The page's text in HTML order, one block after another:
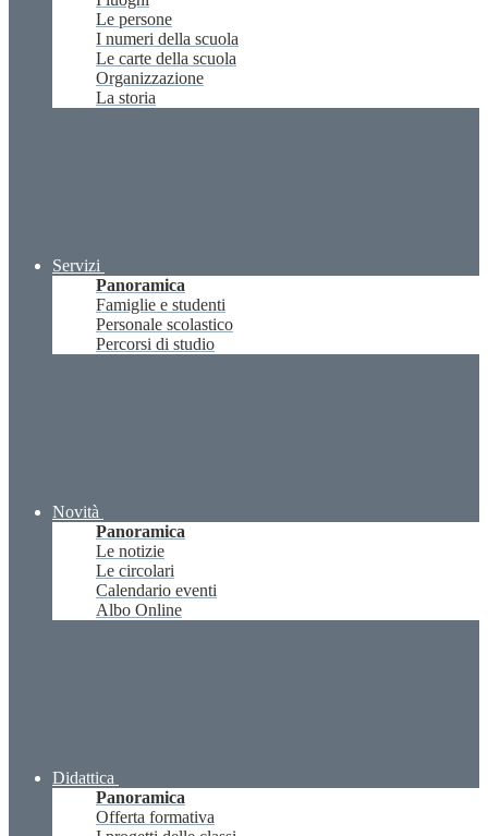
Le persone
I numeri della scuola
Le carte della scuola
Organizzazione
La storia
Servizi
Panoramica
Famiglie e studenti
Personale scolastico
Percorsi di studio
Novità
Panoramica
Le notizie
Le circolari
Calendario eventi
Albo Online
Didattica
Panoramica
Offerta formativa